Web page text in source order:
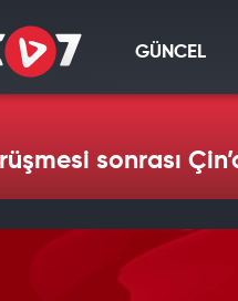
GÜNCEL
sonrası